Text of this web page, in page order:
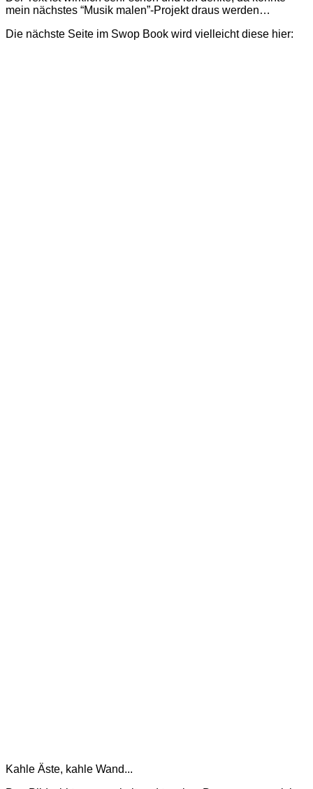
mein nächstes “Musik malen”-Projekt draus werden…
Die nächste Seite im Swop Book wird vielleicht diese hier:
Kahle Äste, kahle Wand...